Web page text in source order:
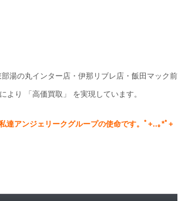
湯の丸インター店・伊那リブレ店・飯田マック前
より 「高価買取」 を実現しています。
達アンジェリークグループの使命です。 ﾟ+..｡*ﾟ+